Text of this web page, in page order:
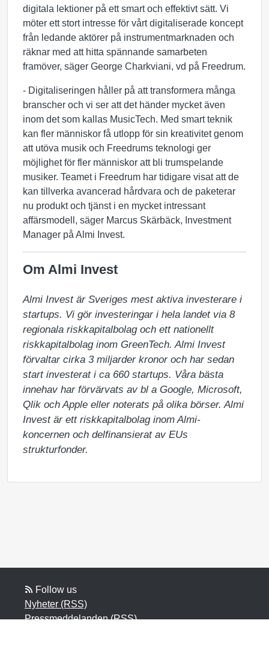
digitala lektioner på ett smart och effektivt sätt. Vi
möter ett stort intresse för vårt digitaliserade koncept
från ledande aktörer på instrumentmarknaden och
räknar med att hitta spännande samarbeten
framöver, säger George Charkviani, vd på Freedrum.
- Digitaliseringen håller på att transformera många
branscher och vi ser att det händer mycket även
inom det som kallas MusicTech. Med smart teknik
kan fler människor få utlopp för sin kreativitet genom
att utöva musik och Freedrums teknologi ger
möjlighet för fler människor att bli trumspelande
musiker. Teamet i Freedrum har tidigare visat att de
kan tillverka avancerad hårdvara och de paketerar
nu produkt och tjänst i en mycket intressant
affärsmodell, säger Marcus Skärbäck, Investment
Manager på Almi Invest.
Om Almi Invest
Almi Invest är Sveriges mest aktiva investerare i
startups. Vi gör investeringar i hela landet via 8
regionala riskkapitalbolag och ett nationellt
riskkapitalbolag inom GreenTech. Almi Invest
förvaltar cirka 3 miljarder kronor och har sedan
start investerat i ca 660 startups. Våra bästa
innehav har förvärvats av bl a Google, Microsoft,
Qlik och Apple eller noterats på olika börser. Almi
Invest är ett riskkapitalbolag inom Almi-
koncernen och delfinansierat av EUs
strukturfonder.
Follow us
Nyheter (RSS)
Pressmeddelanden (RSS)